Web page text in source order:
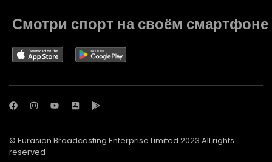
Смотри спорт на своём смартфоне
© Eurasian Broadcasting Enterprise Limited 2023 All rights
reserved